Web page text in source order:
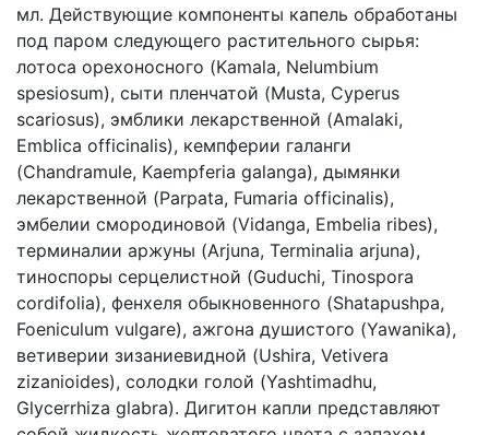
мл. Действующие компоненты капель обработаны
под паром следующего растительного сырья:
лотоса орехоносного (Kamala, Nelumbium
spesiosum), сыти пленчатой (Musta, Cyperus
scariosus), эмблики лекарственной (Amalaki,
Emblica officinalis), кемпферии галанги
(Chandramule, Kaempferia galanga), дымянки
лекарственной (Parpata, Fumaria officinalis),
эмбелии смородиновой (Vidanga, Embelia ribes),
терминалии аржуны (Arjuna, Terminalia arjuna),
тиноспоры серцелистной (Guduchi, Tinospora
cordifolia), фенхеля обыкновенного (Shatapushpa,
Foeniculum vulgare), ажгона душистого (Yawanika),
ветиверии зизаниевидной (Ushira, Vetivera
zizanioides), солодки голой (Yashtimadhu,
Glycerrhiza glabra). Дигитон капли представляют